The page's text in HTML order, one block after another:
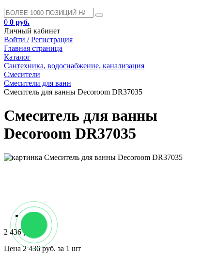
0 0 руб.
Личный кабинет
Войти / Регистрация
Главная страница
Каталог
Сантехника, водоснабжение, канализация
Смесители
Смесители для ванн
Смеситель для ванны Decoroom DR37035
Смеситель для ванны
Decoroom DR37035
2 436 руб.
Цена 2 436 руб. за 1 шт